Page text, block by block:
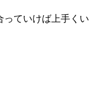
ていけば上手くい